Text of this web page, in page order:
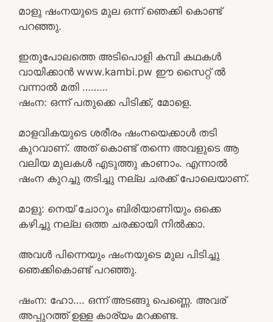
മാളു ഷംനയുടെ മുല ഒന്ന് ഞെക്കി കൊണ്ട്
പറഞ്ഞു.
ഇതുപോലത്തെ അടിപൊളി കമ്പി കഥകൾ
വായിക്കാൻ www.kambi.pw ഈ സൈറ്റ് ൽ
വന്നാൽ മതി ………
ഷംന: ഒന്ന് പതുക്കെ പിടിക്ക്, മോളെ.
മാളവികയുടെ ശരീരം ഷംനയെക്കാൾ തടി
കുറവാണ്. അത് കൊണ്ട് തന്നെ അവളുടെ ആ
വലിയ മുലകൾ എടുത്തു കാണാം. എന്നാൽ
ഷംന കുറച്ചു തടിച്ചു നല്ല ചരക്ക് പോലെയാണ്.
മാളു: നെയ് ചോറും ബിരിയാണിയും ഒക്കെ
കഴിച്ചു നല്ല ഒത്ത ചരക്കായി നിൽക്കാ.
അവൾ പിന്നെയും ഷംനയുടെ മുല പിടിച്ചു
ഞെക്കികൊണ്ട് പറഞ്ഞു.
ഷംന: ഹോ…. ഒന്ന് അടങ്ങു പെണ്ണെ. അവര്
അപ്പുറത്ത് ഉള്ള കാര്യം മറക്കണ്ട.